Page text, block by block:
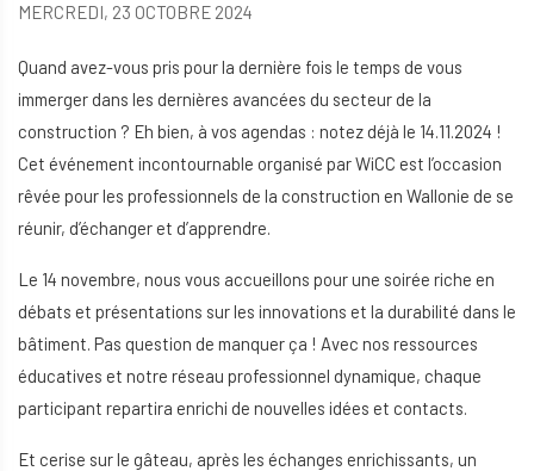
MERCREDI, 23 OCTOBRE 2024
Quand avez-vous pris pour la dernière fois le temps de vous
immerger dans les dernières avancées du secteur de la
construction ? Eh bien, à vos agendas : notez déjà le 14.11.2024 !
Cet événement incontournable organisé par WiCC est l’occasion
rêvée pour les professionnels de la construction en Wallonie de se
réunir, d’échanger et d’apprendre.
Le 14 novembre, nous vous accueillons pour une soirée riche en
débats et présentations sur les innovations et la durabilité dans le
bâtiment. Pas question de manquer ça ! Avec nos ressources
éducatives et notre réseau professionnel dynamique, chaque
participant repartira enrichi de nouvelles idées et contacts.
Et cerise sur le gâteau, après les échanges enrichissants, un